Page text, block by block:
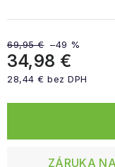
69,95 € –49 %
34,98 €
28,44 € bez DPH
ZÁRUKA